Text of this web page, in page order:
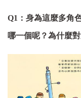
Q1：身為這麼多角
哪一個呢？為什麼